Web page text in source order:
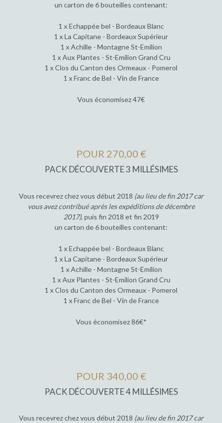
un carton de 6 bouteilles contenant:
1 x Echappée bel - Bordeaux Blanc
1 x La Capitane - Bordeaux Supérieur
1 x Achille - Montagne St-Emilion
1 x Aux Plantes - St-Emilion Grand Cru
1 x Clos du Canton des Ormeaux - Pomerol
1 x Franc de Bel - Vin de France
Vous économisez 47€
POUR 270,00 €
PACK DÉCOUVERTE 3 MILLÉSIMES
Vous recevrez chez vous début 2018 (au lieu de fin 2017 car
vous avez contribué après les expéditions de décembre
2017), puis fin 2018 et fin 2019
un carton de 6 bouteilles contenant:
1 x Echappée bel - Bordeaux Blanc
1 x La Capitane - Bordeaux Supérieur
1 x Achille - Montagne St-Emilion
1 x Aux Plantes - St-Emilion Grand Cru
1 x Clos du Canton des Ormeaux - Pomerol
1 x Franc de Bel - Vin de France
Vous économisez 86€*
POUR 340,00 €
PACK DÉCOUVERTE 4 MILLÉSIMES
Vous recevrez chez vous début 2018 (au lieu de fin 2017 car